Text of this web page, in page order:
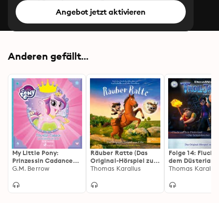
Angebot jetzt aktivieren
Anderen gefällt...
My Little Pony:
Prinzessin Cadance
und das Gartenfest
G.M. Berrow
Räuber Ratte (Das
Original-Hörspiel zum
Film)
Thomas Karallus
Folge 14: Flucht
dem
Schädelbrecher
TV-Serie)
Thomas Karallus